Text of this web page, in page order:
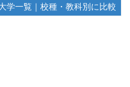
学一覧｜校種・教科別に比較